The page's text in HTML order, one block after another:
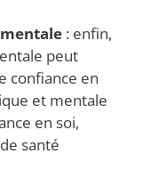
: enfin,
peut
confiance en
et mentale
en soi,
santé